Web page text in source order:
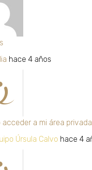
hace 4 años
acceder a mi área
Úrsula Calvo hace 4